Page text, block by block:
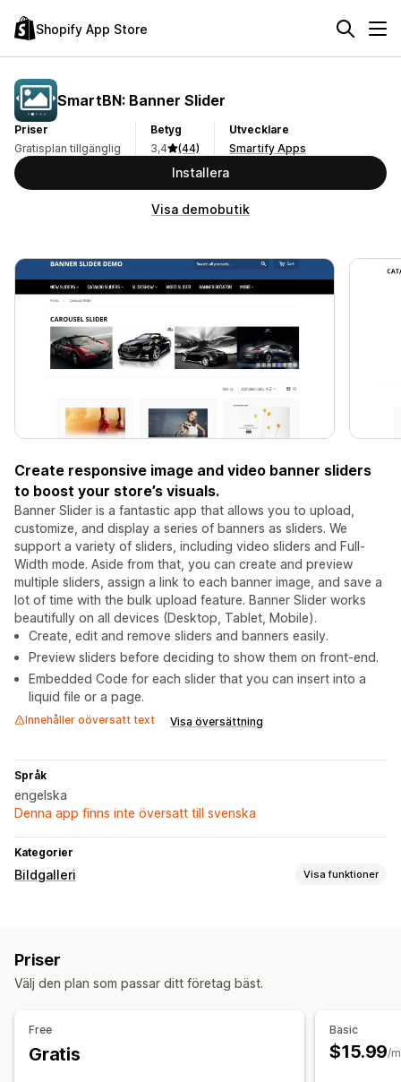
Shopify App Store
SmartBN: Banner Slider
Priser
Gratisplan tillgänglig
Betyg
3,4
(44)
Utvecklare
Smartify Apps
Installera
Visa demobutik
Create responsive image and video banner sliders
to boost your store’s visuals.
Banner Slider is a fantastic app that allows you to upload,
customize, and display a series of banners as sliders. We
support a variety of sliders, including video sliders and Full-
Width mode. Aside from that, you can create and preview
multiple sliders, assign a link to each banner image, and save a
lot of time with the bulk upload feature. Banner Slider works
beautifully on all devices (Desktop, Tablet, Mobile).
Create, edit and remove sliders and banners easily.
Preview sliders before deciding to show them on front-end.
Embedded Code for each slider that you can insert into a
liquid file or a page.
Innehåller oöversatt text Visa översättning
Språk
engelska
Denna app finns inte översatt till svenska
Kategorier
Bildgalleri Visa funktioner
Priser
Välj den plan som passar ditt företag bäst.
Free
Gratis
Basic
$15.99/